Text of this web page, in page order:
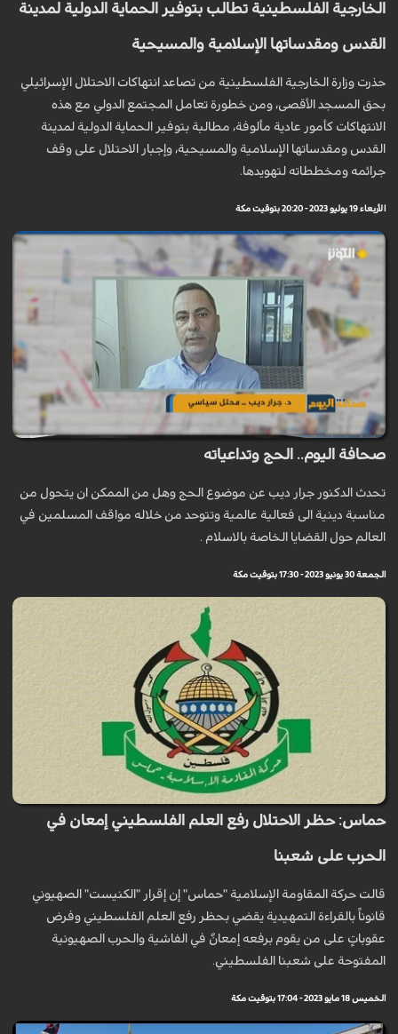
الخارجية الفلسطينية تطالب بتوفير الحماية الدولية لمدينة
القدس ومقدساتها الإسلامية والمسيحية
حذرت وزارة الخارجية الفلسطينية من تصاعد انتهاكات الاحتلال الإسرائيلي
بحق المسجد الأقصى، ومن خطورة تعامل المجتمع الدولي مع هذه
الانتهاكات كأمور عادية مألوفة، مطالبة بتوفير الحماية الدولية لمدينة
القدس ومقدساتها الإسلامية والمسيحية، وإجبار الاحتلال على وقف
جرائمه ومخططاته لتهويدها.
الأربعاء 19 يوليو 2023 - 20:20 بتوقيت مكة
صحافة اليوم.. الحج وتداعياته
تحدث الدكنور جرار ديب عن موضوع الحج وهل من الممكن ان يتحول من
مناسبة دينية الى فعالية عالمية وتتوحد من خلاله مواقف المسلمين في
العالم حول القضايا الخاصة بالاسلام .
الجمعة 30 يونيو 2023 - 17:30 بتوقيت مكة
حماس: حظر الاحتلال رفع العلم الفلسطيني إمعان في
الحرب على شعبنا
قالت حركة المقاومة الإسلامية "حماس" إن إقرار "الكنيست" الصهيوني
قانوناً بالقراءة التمهيدية يقضي بحظر رفع العلم الفلسطيني وفرض
عقوباتٍ على من يقوم برفعه إمعانٌ في الفاشية والحرب الصهيونية
المفتوحة على شعبنا الفلسطيني.
الخميس 18 مايو 2023 - 17:04 بتوقيت مكة